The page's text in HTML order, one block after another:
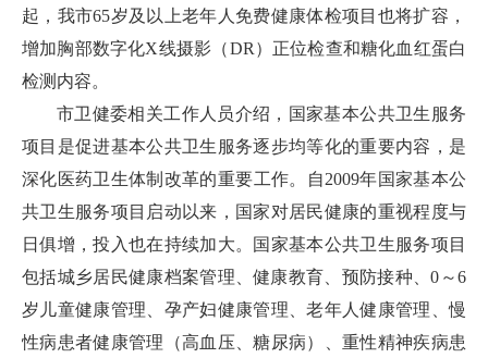
起，我市65岁及以上老年人免费健康体检项目也将扩容，
增加胸部数字化X线摄影（DR）正位检查和糖化血红蛋白
检测内容。
市卫健委相关工作人员介绍，国家基本公共卫生服务
项目是促进基本公共卫生服务逐步均等化的重要内容，是
深化医药卫生体制改革的重要工作。自2009年国家基本公
共卫生服务项目启动以来，国家对居民健康的重视程度与
日俱增，投入也在持续加大。国家基本公共卫生服务项目
包括城乡居民健康档案管理、健康教育、预防接种、0～6
岁儿童健康管理、孕产妇健康管理、老年人健康管理、慢
性病患者健康管理（高血压、糖尿病）、重性精神疾病患